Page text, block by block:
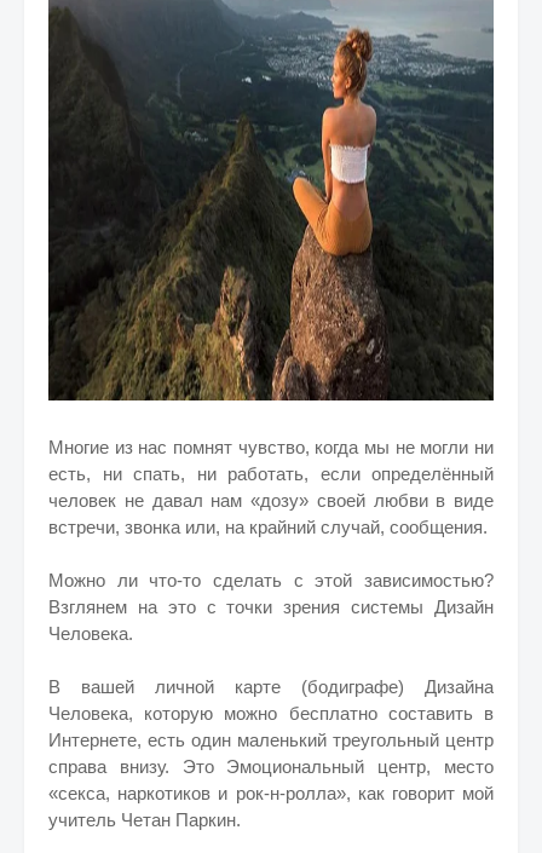
Многие из нас помнят чувство, когда мы не могли ни
есть, ни спать, ни работать, если определённый
человек не давал нам «дозу» своей любви в виде
встречи, звонка или, на крайний случай, сообщения.
Можно ли что-то сделать с этой зависимостью?
Взглянем на это с точки зрения системы Дизайн
Человека.
В вашей личной карте (бодиграфе) Дизайна
Человека, которую можно бесплатно составить в
Интернете, есть один маленький треугольный центр
справа внизу. Это Эмоциональный центр, место
«секса, наркотиков и рок-н-ролла», как говорит мой
учитель Четан Паркин.